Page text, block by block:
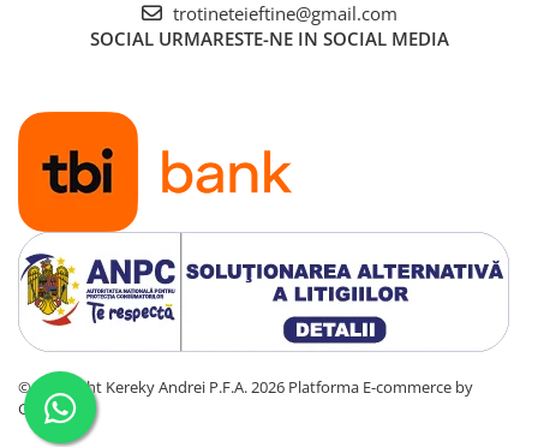
trotineteieftine@gmail.com
SOCIAL URMARESTE-NE IN SOCIAL MEDIA
©Copyright Kereky Andrei P.F.A. 2026 Platforma E-commerce by
Gomag